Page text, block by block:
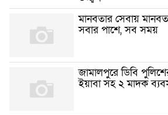
মানবতার সেবায়
সবার পাশে, সব সময়
জামালপুরে ডিবি
ইয়াবা সহ ২ মাদক